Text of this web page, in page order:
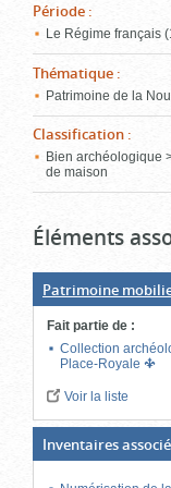
Période :
Le Régime français
Thématique :
Patrimoine de la
Classification :
Bien archéologique
de maison
Éléments
Patrimoine
Fait partie de :
Collection
Place-Royale
Voir la liste
Inventaires